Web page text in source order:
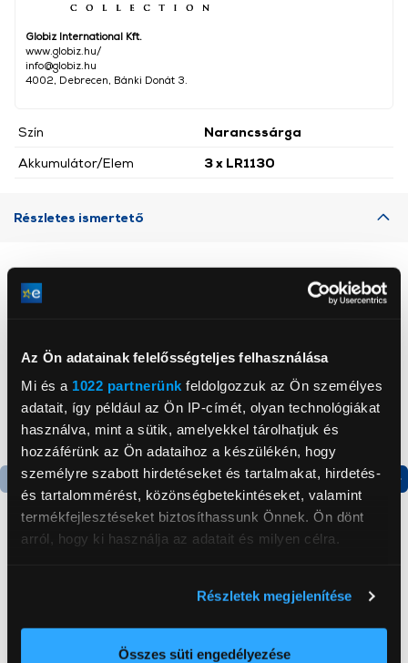
Az Ön adatainak felelősségteljes felhasználása
Mi és a 1022 partnerünk feldolgozzuk az Ön személyes
adatait, így például az Ön IP-címét, olyan technológiákat
használva, mint a sütik, amelyekkel tárolhatjuk és
hozzáférünk az Ön adataihoz a készülékén, hogy
személyre szabott hirdetéseket és tartalmakat, hirdetés-
és tartalommérést, közönségbetekintéseket, valamint
termékfejlesztéseket biztosíthassunk Önnek. Ön dönt
arról, hogy ki használja az adatait és milyen célra.
elhelyezkedéséről pár méteres pontossággal
Az Ön készülékén beazonosítása annak konkrét
Részletek megjelenítése
Összes süti engedélyezése
Globiz International Kft.
www.globiz.hu/
info@globiz.hu
4002, Debrecen, Bánki Donát 3.
Szín
Narancssárga
Akkumulátor/Elem
3 x LR1130
Részletes ismertető
Neked ajánljuk
Termék adatlap
199 999 Ft
Termék adatlap
kombinált hűtőszekrény
179 999 Ft